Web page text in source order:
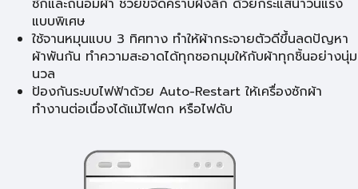
ซักและถนอมผ้า ช่วยขจัดคราบฝังลึก ด้วยกระแสน้ำวนแรง
แบบพิเศษ
ใช้จานหมุนแบบ 3 ทิศทาง ทำให้ผ้ากระจายตัวดีขึ้นลดปัญหา
ผ้าพันกัน ทำความสะอาดได้ทุกซอกมุมให้กับผ้าทุกชิ้นอย่างนุ่ม
นวล
ป้องกันระบบไฟฟ้าด้วย Auto-Restart ให้เครื่องซักผ้า
ทำงานต่อเนื่องได้แม้ไฟตก หรือไฟดับ